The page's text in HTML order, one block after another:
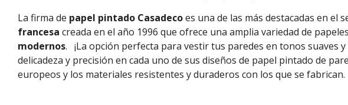
La firma de papel pintado Casadecoes una de las más destacadas en el
francesa creada en el año 1996 que ofrece una amplia variedad de
modernos. ¡La opción perfecta para vestir tus paredes en tonos suaves
delicadeza y precisión en cada uno de sus diseños de papel pintado de
europeos y los materiales resistentes y duraderos con los que se fabrican.